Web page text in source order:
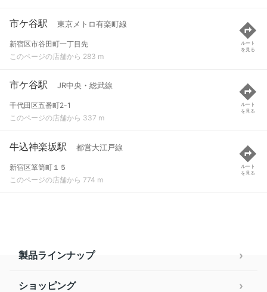
市ケ谷駅 東京メトロ有楽町線
新宿区市谷田町一丁目先
このページの店舗から 283 m
ルート
を見る
市ケ谷駅 JR中央・総武線
千代田区五番町2-1
このページの店舗から 337 m
ルート
を見る
牛込神楽坂駅 都営大江戸線
新宿区箪笥町１５
このページの店舗から 774 m
ルート
を見る
製品ラインナップ
ショッピング